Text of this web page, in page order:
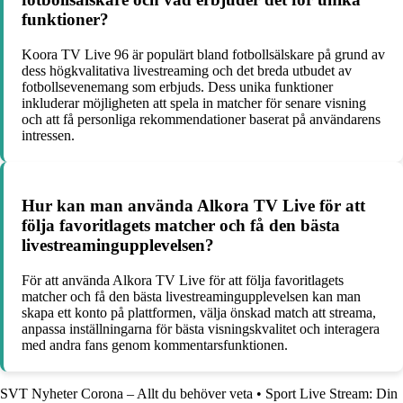
funktioner?
Koora TV Live 96 är populärt bland fotbollsälskare på grund av
dess högkvalitativa livestreaming och det breda utbudet av
fotbollsevenemang som erbjuds. Dess unika funktioner
inkluderar möjligheten att spela in matcher för senare visning
och att få personliga rekommendationer baserat på användarens
intressen.
Hur kan man använda Alkora TV Live för att
följa favoritlagets matcher och få den bästa
livestreamingupplevelsen?
För att använda Alkora TV Live för att följa favoritlagets
matcher och få den bästa livestreamingupplevelsen kan man
skapa ett konto på plattformen, välja önskad match att streama,
anpassa inställningarna för bästa visningskvalitet och interagera
med andra fans genom kommentarsfunktionen.
SVT Nyheter Corona – Allt du behöver veta • Sport Live Stream: Din